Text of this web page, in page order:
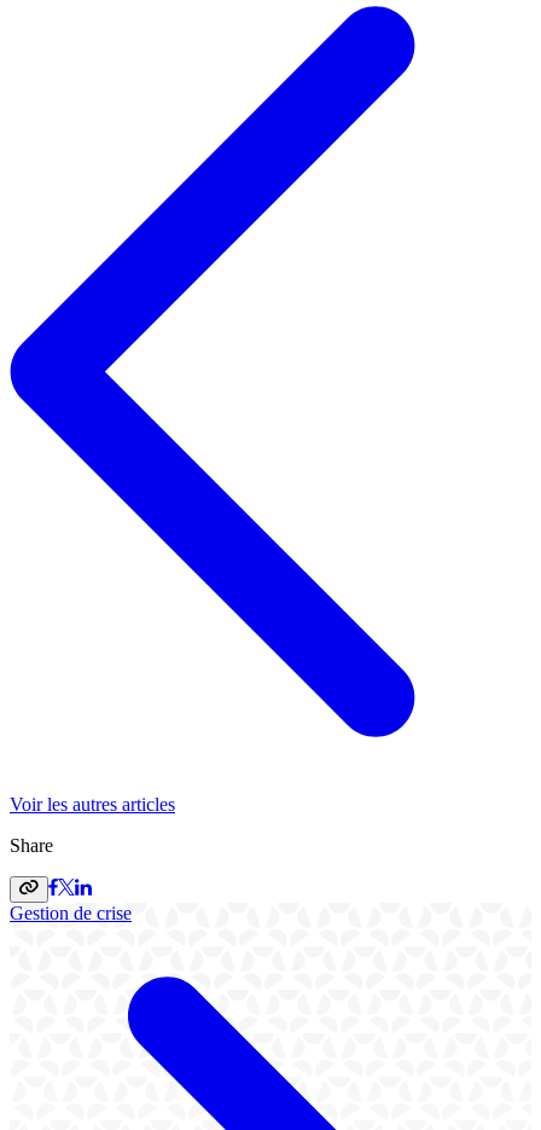
Voir les autres articles
Share
Gestion de crise